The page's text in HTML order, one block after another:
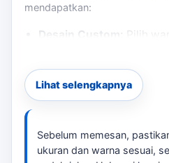
mendapatkan:
Desain Custom:
Pilih
Produksi Cepat:
hari kerja, sehingga
atau dua sisi balon
Lihat selengkapnya
Sebelum memesan,
ukuran dan warna sesuai,